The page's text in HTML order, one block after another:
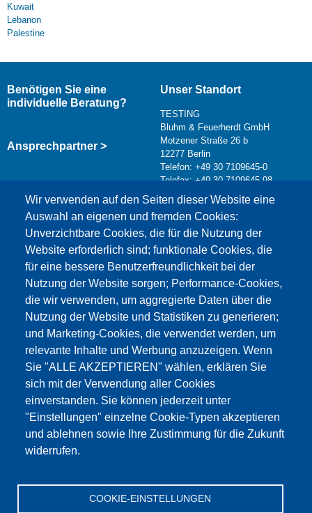
Kuwait
Lebanon
Palestine
Wir verwenden auf den Seiten dieser Website eine
Auswahl an eigenen und fremden Cookies:
Unverzichtbare Cookies, die für die Nutzung der
Website erforderlich sind; funktionale Cookies, die
für eine bessere Benutzerfreundlichkeit bei der
Nutzung der Website sorgen; Performance-Cookies,
die wir verwenden, um aggregierte Daten über die
Nutzung der Website und Statistiken zu generieren;
und Marketing-Cookies, die verwendet werden, um
relevante Inhalte und Werbung anzuzeigen. Wenn
Sie "ALLE AKZEPTIEREN" wählen, erklären Sie
sich mit der Verwendung aller Cookies
einverstanden. Sie können jederzeit unter
"Einstellungen" einzelne Cookie-Typen akzeptieren
und ablehnen sowie Ihre Zustimmung für die Zukunft
widerrufen.
COOKIE-EINSTELLUNGEN
Benötigen Sie eine
individuelle Beratung?
Ansprechpartner >
Unser Standort
TESTING
Bluhm & Feuerherdt GmbH
Motzener Straße 26 b
12277 Berlin
Telefon: +49 30 7109645-0
Telefax: +49 30 7109645-98
info@testing.de
Dieser Inhalt ist blockiert, da die Google Maps
Cookies nicht akzeptiert wurden.
NUR DIE GOOGLE MAPS COOKIES
AKZEPTIEREN.
Alle Cookies akzeptieren